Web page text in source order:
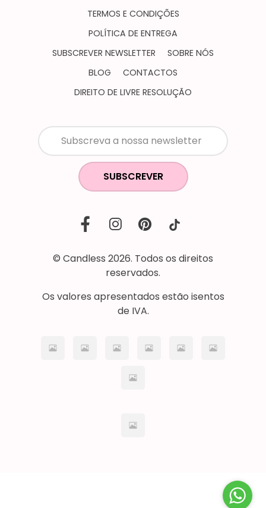
TERMOS E CONDIÇÕES
POLÍTICA DE ENTREGA
SUBSCREVER NEWSLETTER
SOBRE NÓS
BLOG
CONTACTOS
DIREITO DE LIVRE RESOLUÇÃO
SUBSCREVER
© Candless 2026. Todos os direitos
reservados.
Os valores apresentados estão isentos
de IVA.